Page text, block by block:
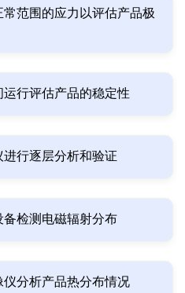
范围的应力以评估产品极
行评估产品的稳定性
行逐层分析和验证
检测电磁辐射分布
分析产品热分布情况